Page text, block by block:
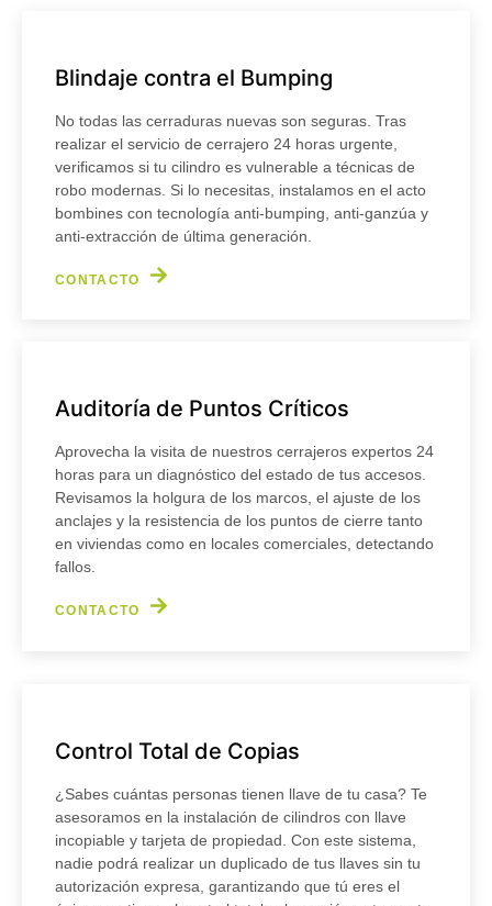
Blindaje contra el Bumping
No todas las cerraduras nuevas son seguras. Tras
realizar el servicio de cerrajero 24 horas urgente,
verificamos si tu cilindro es vulnerable a técnicas de
robo modernas. Si lo necesitas, instalamos en el acto
bombines con tecnología anti-bumping, anti-ganzúa y
anti-extracción de última generación.
CONTACTO
Auditoría de Puntos Críticos
Aprovecha la visita de nuestros cerrajeros expertos 24
horas para un diagnóstico del estado de tus accesos.
Revisamos la holgura de los marcos, el ajuste de los
anclajes y la resistencia de los puntos de cierre tanto
en viviendas como en locales comerciales, detectando
fallos.
CONTACTO
Control Total de Copias
¿Sabes cuántas personas tienen llave de tu casa? Te
asesoramos en la instalación de cilindros con llave
incopiable y tarjeta de propiedad. Con este sistema,
nadie podrá realizar un duplicado de tus llaves sin tu
autorización expresa, garantizando que tú eres el